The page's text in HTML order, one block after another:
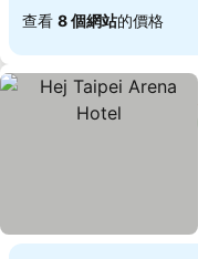
查看 8 個網站的價格